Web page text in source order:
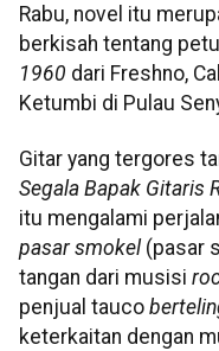
Rabu, novel itu
berkisah tentang
1960 dari Freshno,
Ketumbi di Pulau
Gitar yang tergores
Segala Bapak Gitaris
itu mengalami
pasar smokel (pasar
tangan dari musisi
penjual tauco
keterkaitan dengan